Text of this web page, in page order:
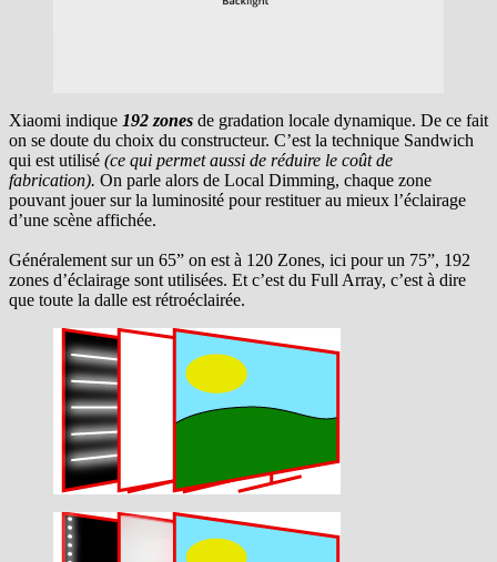
Xiaomi indique 192 zones de gradation locale dynamique. De ce fait
on se doute du choix du constructeur. C’est la technique Sandwich
qui est utilisé (ce qui permet aussi de réduire le coût de
fabrication). On parle alors de Local Dimming, chaque zone
pouvant jouer sur la luminosité pour restituer au mieux l’éclairage
d’une scène affichée.
Généralement sur un 65” on est à 120 Zones, ici pour un 75”, 192
zones d’éclairage sont utilisées. Et c’est du Full Array, c’est à dire
que toute la dalle est rétroéclairée.